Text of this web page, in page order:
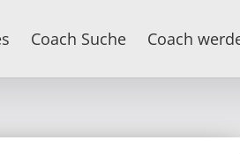
Coach Suche Coach